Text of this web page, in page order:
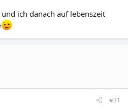
ich danach auf lebenszeit
#31